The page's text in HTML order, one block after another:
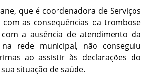
que é coordenadora de Serviços
com as consequências da trombose
a ausência de atendimento da
na rede municipal, não conseguiu
ao assistir às declarações do
situação de saúde.